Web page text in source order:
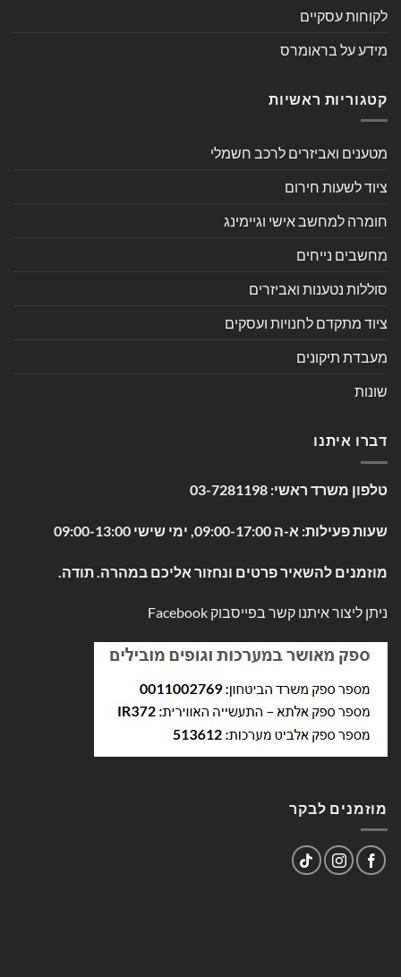
לקוחות עסקיים
מידע על בראומרס
קטגוריות ראשיות
מטענים ואביזרים לרכב חשמלי
ציוד לשעות חירום
חומרה למחשב אישי וגיימינג
מחשבים נייחים
סוללות נטענות ואביזרים
ציוד מתקדם לחנויות ועסקים
מעבדת תיקונים
שונות
דברו איתנו
טלפון משרד ראשי: 03-7281198
שעות פעילות: א-ה 09:00-17:00, ימי שישי 09:00-13:00
מוזמנים להשאיר פרטים ונחזור אליכם במהרה. תודה.
ניתן ליצור איתנו קשר בפייסבוק Facebook
מוזמנים לבקר